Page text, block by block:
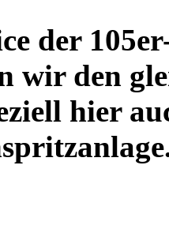
der
wir den
hier